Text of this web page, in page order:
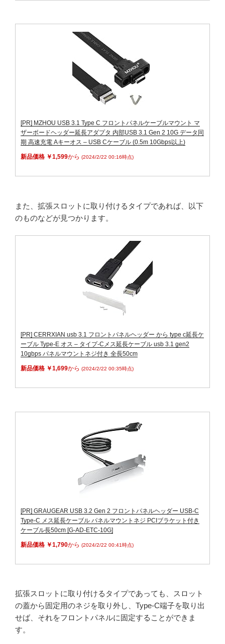
[PR] MZHOU USB 3.1 Type C フロントパネルケーブルマウント マ
ザーボードヘッダー延長アダプタ 内部USB 3.1 Gen 2 10G データ同
期 高速充電 Aキーオス – USB Cケーブル (0.5m 10Gbps以上)
新品価格 ￥1,599から (2024/2/22 00:16時点)
また、拡張スロットに取り付けるタイプであれば、以下
のものなどが見つかります。
[PR] CERRXIAN usb 3.1 フロントパネルヘッダー から type c延長ケ
ーブル Type-E オス – タイプ-Cメス延長ケーブル usb 3.1 gen2
10gbps パネルマウントネジ付き 全長50cm
新品価格 ￥1,699から (2024/2/22 00:35時点)
[PR] GRAUGEAR USB 3.2 Gen 2 フロントパネルヘッダー USB-C
Type-C メス延長ケーブル パネルマウントネジ PCIブラケット付き
ケーブル長50cm [G-AD-ETC-10G]
新品価格 ￥1,790から (2024/2/22 00:41時点)
拡張スロットに取り付けるタイプであっても、スロット
の蓋から固定用のネジを取り外し、Type-C端子を取り出
せば、それをフロントパネルに固定することができま
す。